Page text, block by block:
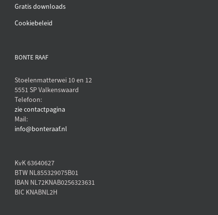
Gratis downloads
Cookiebeleid
BONTE RAAF
Stoelenmatterwei 10 en 12
5551 SP Valkenswaard
Telefoon:
zie contactpagina
Mail:
info@bonteraaf.nl
KvK 63640627
BTW NL855329075B01
IBAN NL72KNAB0256323631
BIC KNABNL2H